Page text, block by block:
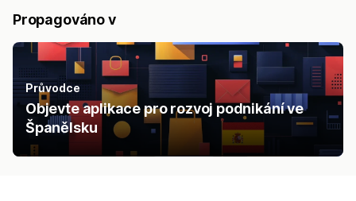
Propagováno v
Průvodce
Objevte aplikace pro rozvoj podnikání ve
Španělsku